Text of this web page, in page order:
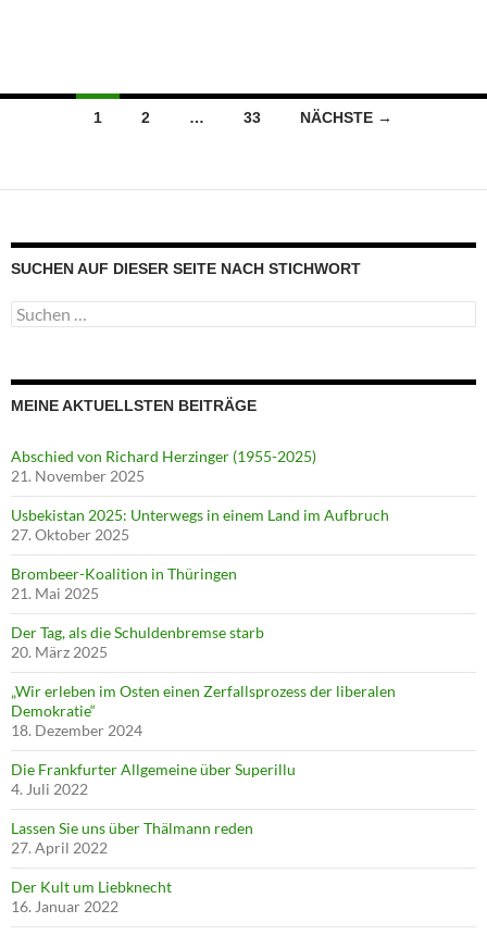
Beitragsnavigation
1 2 … 33 NÄCHSTE →
SUCHEN AUF DIESER SEITE NACH STICHWORT
Suche
nach:
MEINE AKTUELLSTEN BEITRÄGE
Abschied von Richard Herzinger (1955-2025)
21. November 2025
Usbekistan 2025: Unterwegs in einem Land im Aufbruch
27. Oktober 2025
Brombeer-Koalition in Thüringen
21. Mai 2025
Der Tag, als die Schuldenbremse starb
20. März 2025
„Wir erleben im Osten einen Zerfallsprozess der liberalen
Demokratie“
18. Dezember 2024
Die Frankfurter Allgemeine über Superillu
4. Juli 2022
Lassen Sie uns über Thälmann reden
27. April 2022
Der Kult um Liebknecht
16. Januar 2022